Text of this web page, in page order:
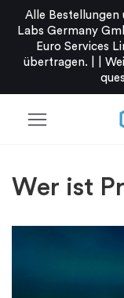
Alle
Labs Germany
Euro Services
übertragen. |
menu
Wer ist